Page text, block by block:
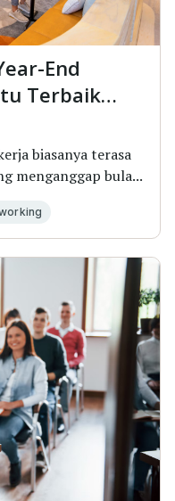
End
Terbaik
Space
biasanya terasa
menganggap bula...